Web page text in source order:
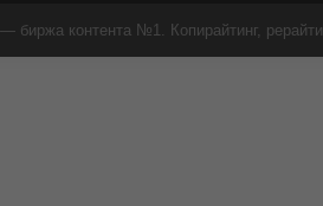
биржа контента №1. Копирайтинг,